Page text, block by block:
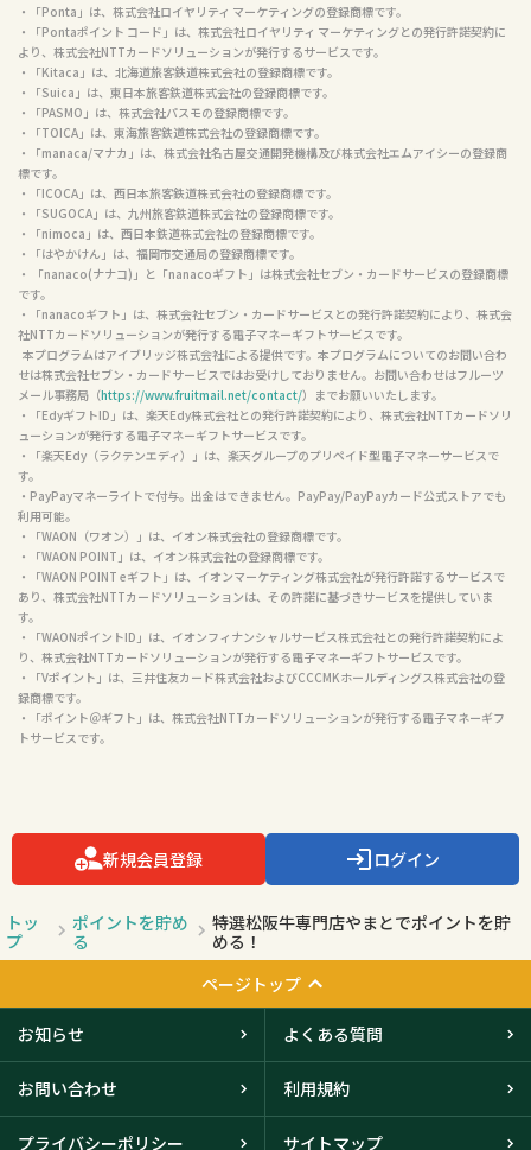
・「Ponta」は、株式会社ロイヤリティ マーケティングの登録商標です。
・「Pontaポイント コード」は、株式会社ロイヤリティ マーケティングとの発行許諾契約に
より、株式会社NTTカードソリューションが発行するサービスです。
・「Kitaca」は、北海道旅客鉄道株式会社の登録商標です。
・「Suica」は、東日本旅客鉄道株式会社の登録商標です。
・「PASMO」は、株式会社パスモの登録商標です。
・「TOICA」は、東海旅客鉄道株式会社の登録商標です。
・「manaca/マナカ」は、株式会社名古屋交通開発機構及び株式会社エムアイシーの登録商
標です。
・「ICOCA」は、西日本旅客鉄道株式会社の登録商標です。
・「SUGOCA」は、九州旅客鉄道株式会社の登録商標です。
・「nimoca」は、西日本鉄道株式会社の登録商標です。
・「はやかけん」は、福岡市交通局の登録商標です。
・ 「nanaco(ナナコ)」と「nanacoギフト」は株式会社セブン・カードサービスの登録商標
です。
・「nanacoギフト」は、株式会社セブン・カードサービスとの発行許諾契約により、株式会
社NTTカードソリューションが発行する電子マネーギフトサービスです。
せは株式会社セブン・カードサービスではお受けしておりません。お問い合わせはフルーツ
メール事務局（https://www.fruitmail.net/contact/）までお願いいたします。
・「EdyギフトID」は、楽天Edy株式会社との発行許諾契約により、株式会社NTTカードソリ
ューションが発行する電子マネーギフトサービスです。
・「楽天Edy（ラクテンエディ）」は、楽天グループのプリペイド型電子マネーサービスで
す。
・PayPayマネーライトで付与。出金はできません。PayPay/PayPayカード公式ストアでも
利用可能。
・「WAON（ワオン）」は、イオン株式会社の登録商標です。
・「WAON POINT」は、イオン株式会社の登録商標です。
・「WAON POINT eギフト」は、イオンマーケティング株式会社が発行許諾するサービスで
あり、株式会社NTTカードソリューションは、その許諾に基づきサービスを提供していま
す。
・「WAONポイントID」は、イオンフィナンシャルサービス株式会社との発行許諾契約によ
り、株式会社NTTカードソリューションが発行する電子マネーギフトサービスです。
・「Vポイント」は、三井住友カード株式会社およびCCCMKホールディングス株式会社の登
録商標です。
・「ポイント＠ギフト」は、株式会社NTTカードソリューションが発行する電子マネーギフ
トサービスです。
新規会員登録 ログイン
トッ
プ
ポイントを貯め
る
特選松阪牛専門店やまとでポイントを貯
める！
ページトップ
お知らせ よくある質問
お問い合わせ 利用規約
プライバシーポリシー サイトマップ